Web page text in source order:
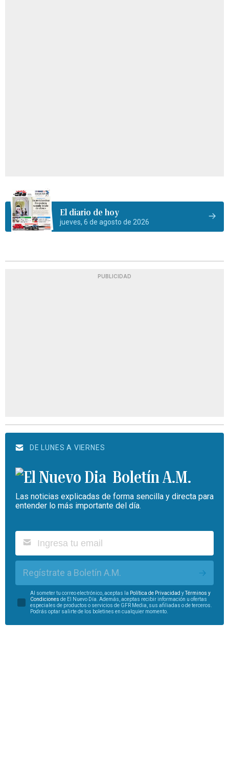
El diario de hoy
jueves, 6 de agosto de 2026
PUBLICIDAD
DE LUNES A VIERNES
Boletín A.M.
Las noticias explicadas de forma sencilla y directa para
entender lo más importante del día.
Regístrate a Boletín A.M.
Al someter tu correo electrónico, aceptas la Política de Privacidad yTérminos y
Condiciones de El Nuevo Día. Además, aceptas recibir información u ofertas
especiales de productos o servicios de GFR Media, sus afiliadas o de terceros.
Podrás optar salirte de los boletines en cualquier momento.